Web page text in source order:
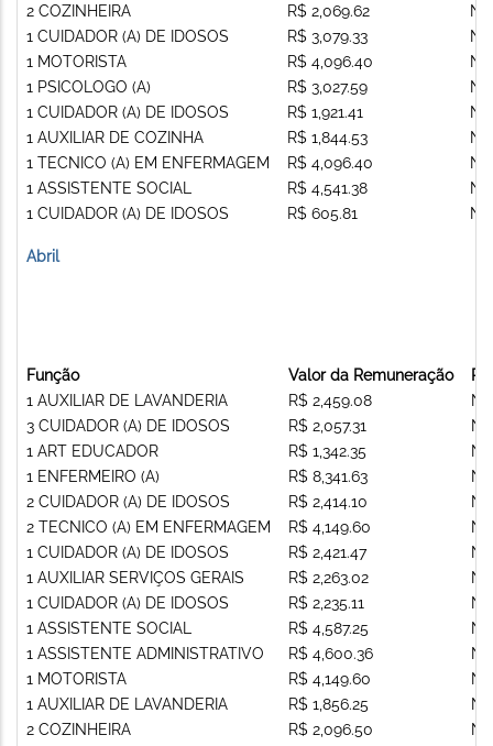
2 COZINHEIRA
1 CUIDADOR (A) DE IDOSOS
1 MOTORISTA
1 PSICOLOGO (A)
1 CUIDADOR (A) DE IDOSOS
1 AUXILIAR DE COZINHA
1 TECNICO (A) EM ENFERMAGEM
1 ASSISTENTE SOCIAL
1 CUIDADOR (A) DE IDOSOS
R$ 2,069.62
R$ 3,079.33
R$ 4,096.40
R$ 3,027.59
R$ 1,921.41
R$ 1,844.53
R$ 4,096.40
R$ 4,541.38
R$ 605.81
Abril
Função
1 AUXILIAR DE LAVANDERIA
3 CUIDADOR (A) DE IDOSOS
1 ART EDUCADOR
1 ENFERMEIRO (A)
2 CUIDADOR (A) DE IDOSOS
2 TECNICO (A) EM ENFERMAGEM
1 CUIDADOR (A) DE IDOSOS
1 AUXILIAR SERVIÇOS GERAIS
1 CUIDADOR (A) DE IDOSOS
1 ASSISTENTE SOCIAL
1 ASSISTENTE ADMINISTRATIVO
1 MOTORISTA
1 AUXILIAR DE LAVANDERIA
2 COZINHEIRA
Valor da Remuneração
R$ 2,459.08
R$ 2,057.31
R$ 1,342.35
R$ 8,341.63
R$ 2,414.10
R$ 4,149.60
R$ 2,421.47
R$ 2,263.02
R$ 2,235.11
R$ 4,587.25
R$ 4,600.36
R$ 4,149.60
R$ 1,856.25
R$ 2,096.50